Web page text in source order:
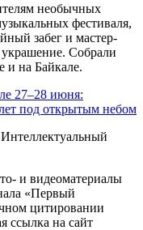
необычных
фестиваля,
забег и мастер-
украшение. Собрали
и на Байкале.
и видеоматериалы
«Первый
цитировании
ссылка на сайт